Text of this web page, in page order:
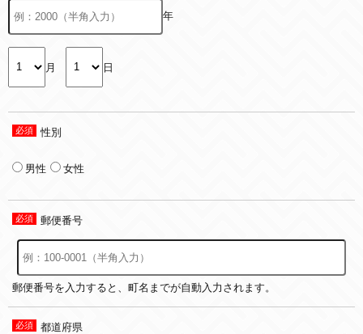
年
月 日
性別
男性 女性
郵便番号
郵便番号を入力すると、町名までが自動入力されます。
都道府県